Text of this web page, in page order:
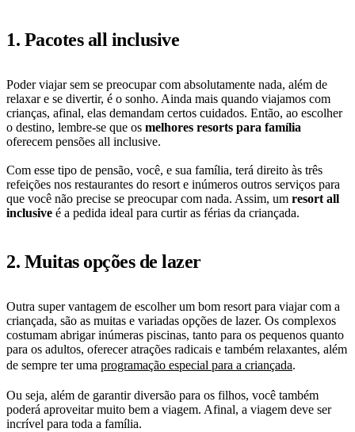
1. Pacotes all inclusive
Poder viajar sem se preocupar com absolutamente nada, além de
relaxar e se divertir, é o sonho. Ainda mais quando viajamos com
crianças, afinal, elas demandam certos cuidados. Então, ao escolher
o destino, lembre-se que os melhores resorts para família
oferecem pensões all inclusive.
Com esse tipo de pensão, você, e sua família, terá direito às três
refeições nos restaurantes do resort e inúmeros outros serviços para
que você não precise se preocupar com nada. Assim, um resort all
inclusive é a pedida ideal para curtir as férias da criançada.
2. Muitas opções de lazer
Outra super vantagem de escolher um bom resort para viajar com a
criançada, são as muitas e variadas opções de lazer. Os complexos
costumam abrigar inúmeras piscinas, tanto para os pequenos quanto
para os adultos, oferecer atrações radicais e também relaxantes, além
de sempre ter uma programação especial para a criançada.
Ou seja, além de garantir diversão para os filhos, você também
poderá aproveitar muito bem a viagem. Afinal, a viagem deve ser
incrível para toda a família.